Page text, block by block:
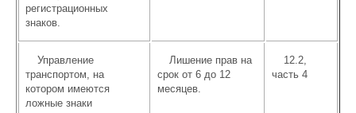
регистрационных
знаков.
Управление
транспортом, на
котором имеются
ложные знаки
Лишение прав на
срок от 6 до 12
месяцев.
12.2,
часть 4